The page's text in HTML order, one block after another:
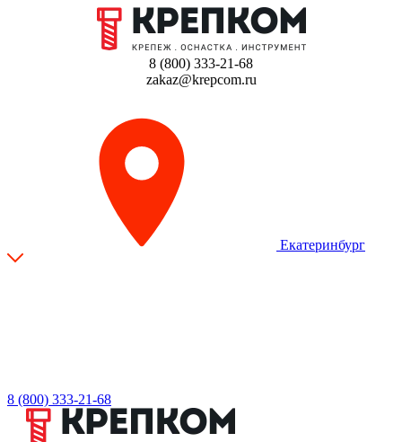
8 (800) 333-21-68
zakaz@krepcom.ru
Екатеринбург
8 (800) 333-21-68